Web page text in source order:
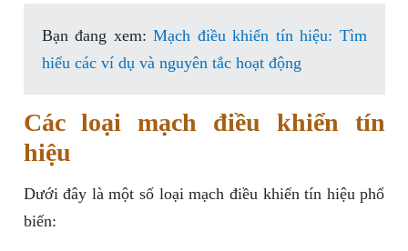
Bạn đang xem: Mạch điều khiển tín hiệu: Tìm
hiểu các ví dụ và nguyên tắc hoạt động
Các loại mạch điều khiển tín
hiệu
Dưới đây là một số loại mạch điều khiển tín hiệu phổ
biến: